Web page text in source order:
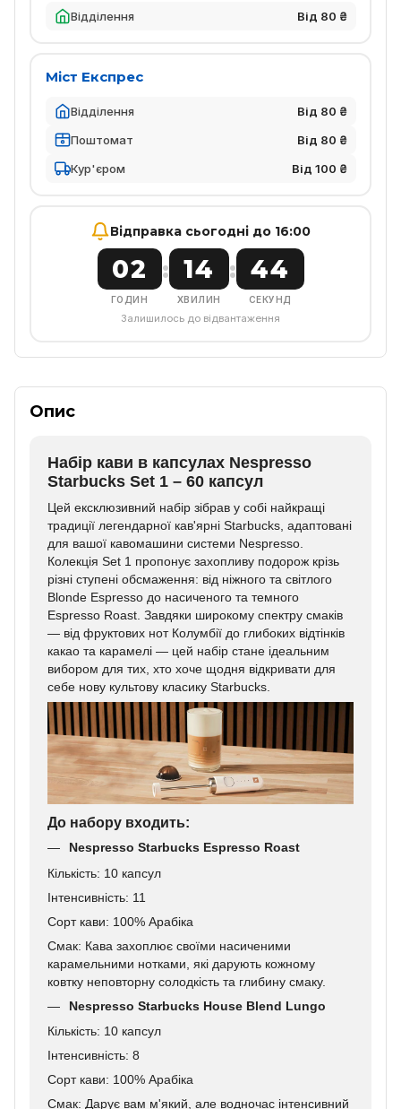
Відділення Від 80 ₴
Міст Експрес
Відділення
Від 80 ₴
Поштомат
Від 80 ₴
Кур'єром
Від 100 ₴
Відправка сьогодні до 16:00
02
ГОДИН
: 14
ХВИЛИН
: 43
СЕКУНД
Залишилось до відвантаження
Опис
Набір кави в капсулах Nespresso
Starbucks Set 1 – 60 капсул
Цей ексклюзивний набір зібрав у собі найкращі
традиції легендарної кав'ярні Starbucks, адаптовані
для вашої кавомашини системи Nespresso.
Колекція Set 1 пропонує захопливу подорож крізь
різні ступені обсмаження: від ніжного та світлого
Blonde Espresso до насиченого та темного
Espresso Roast. Завдяки широкому спектру смаків
— від фруктових нот Колумбії до глибоких відтінків
какао та карамелі — цей набір стане ідеальним
вибором для тих, хто хоче щодня відкривати для
себе нову культову класику Starbucks.
До набору входить:
Nespresso Starbucks Espresso Roast
Кількість: 10 капсул
Інтенсивність: 11
Сорт кави: 100% Арабіка
Смак: Кава захоплює своїми насиченими
карамельними нотками, які дарують кожному
ковтку неповторну солодкість та глибину смаку.
Nespresso Starbucks House Blend Lungo
Кількість: 10 капсул
Інтенсивність: 8
Сорт кави: 100% Арабіка
Смак: Дарує вам м'який, але водночас інтенсивний